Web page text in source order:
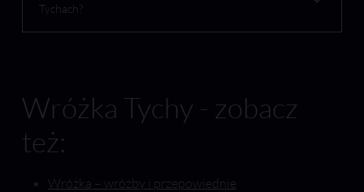
Tychach?
Wróżka Tychy - zobacz
też:
Wróżka – wróżby i przepowiednie